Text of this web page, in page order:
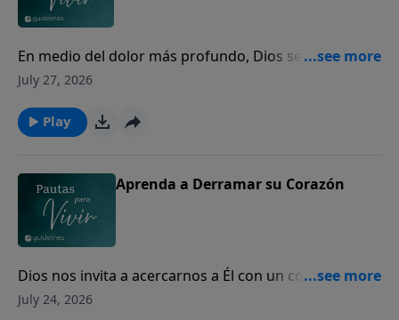
En medio del dolor más profundo, Dios se acerca a
los corazones quebrantados para mostrarles Su
July 27, 2026
Play
Aprenda a Derramar su Corazón
Dios nos invita a acercarnos a Él con un corazón
sincero, incluso en nuestros momentos de mayor
July 24, 2026